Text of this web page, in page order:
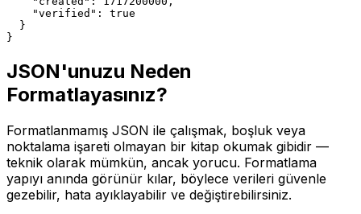
    "verified": true
  }
}
JSON'unuzu Neden
Formatlayasınız?
Formatlanmamış JSON ile çalışmak, boşluk veya
noktalama işareti olmayan bir kitap okumak gibidir —
teknik olarak mümkün, ancak yorucu. Formatlama
yapıyı anında görünür kılar, böylece verileri güvenle
gezebilir, hata ayıklayabilir ve değiştirebilirsiniz.